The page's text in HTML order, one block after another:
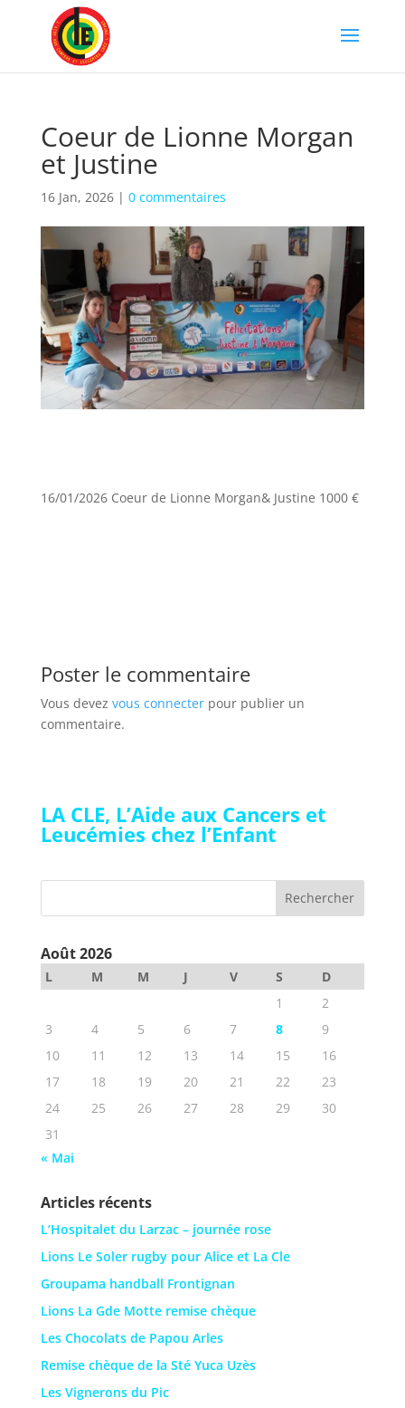
Coeur de Lionne Morgan
et Justine
16 Jan, 2026| 0 commentaires
16/01/2026 Coeur de Lionne Morgan& Justine 1000 €
Poster le commentaire
Vous devez vous connecterpour publier un
commentaire.
LA CLE, L’Aide aux Cancers et
Leucémies chez l’Enfant
Août 2026
L M M J V S
D
1
2
3
4 5 6 7 8
9
10
11 12 13 14 15
16
17
18 19 20 21 22
23
24
25 26 27 28 29
30
31
« Mai
Articles récents
L’Hospitalet du Larzac – journée rose
Lions Le Soler rugby pour Alice et La Cle
Groupama handball Frontignan
Lions La Gde Motte remise chèque
Les Chocolats de Papou Arles
Remise chèque de la Sté Yuca Uzès
Les Vignerons du Pic